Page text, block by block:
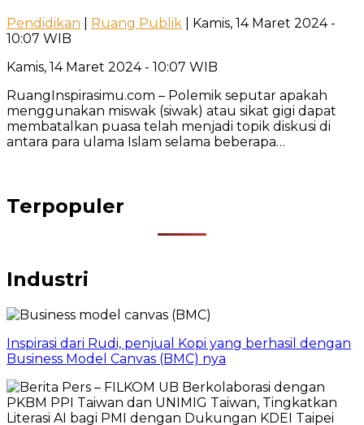
Pendidikan Ruang Publik | Kamis, 14 Maret 2024 -
10:07 WIB
Kamis, 14 Maret 2024 - 10:07 WIB
RuangInspirasimu.com – Polemik seputar apakah
menggunakan miswak (siwak) atau sikat gigi dapat
membatalkan puasa telah menjadi topik diskusi di
antara para ulama Islam selama beberapa…
Terpopuler
Industri
Inspirasi dari Rudi, penjual Kopi yang berhasil dengan
Business Model Canvas (BMC) nya